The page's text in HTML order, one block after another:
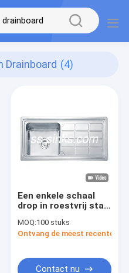
Drainboard (4)
Een enkele schaal
drop in roestvrij staal
wasbak met
drainboard
MOQ:100 stuks
Ontvang de meest recente
Contact nu